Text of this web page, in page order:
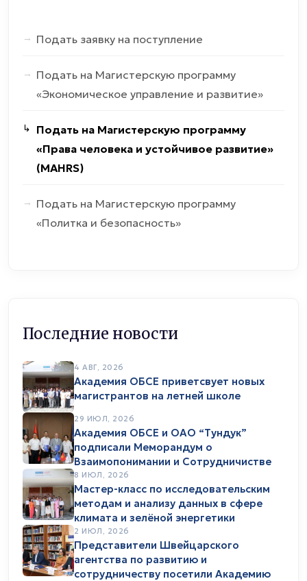
Подать заявку на поступление
Подать на Магистерскую программу
«Экономическое управление и развитие»
Подать на Магистерскую программу
«Права человека и устойчивое развитие»
(MAHRS)
Подать на Магистерскую программу
«Политка и безопасность»
Последние новости
4 АВГ, 2026
Академия ОБСЕ приветсвует новых
магистрантов на летней школе
29 ИЮЛ, 2026
Академия ОБСЕ и ОАО “Тундук”
подписали Меморандум о
Взаимопонимании и Сотрудничистве
8 ИЮЛ, 2026
Мастер-класс по исследовательским
методам и анализу данных в сфере
климата и зелёной энергетики
2 ИЮЛ, 2026
Представители Швейцарского
агентства по развитию и
сотрудничеству посетили Академию